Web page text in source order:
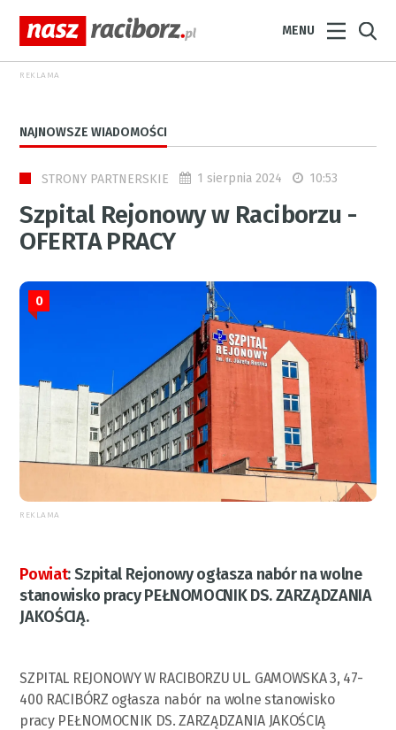
MENU
REKLAMA
NAJNOWSZE WIADOMOŚCI
STRONY PARTNERSKIE 1 sierpnia 2024 10:53
Szpital Rejonowy w Raciborzu -
OFERTA PRACY
0
REKLAMA
Powiat:Szpital Rejonowy ogłasza nabór na wolne
stanowisko pracy PEŁNOMOCNIK DS. ZARZĄDZANIA
JAKOŚCIĄ.
SZPITAL REJONOWY W RACIBORZU UL. GAMOWSKA 3, 47-
400 RACIBÓRZ ogłasza nabór na wolne stanowisko
pracy PEŁNOMOCNIK DS. ZARZĄDZANIA JAKOŚCIĄ